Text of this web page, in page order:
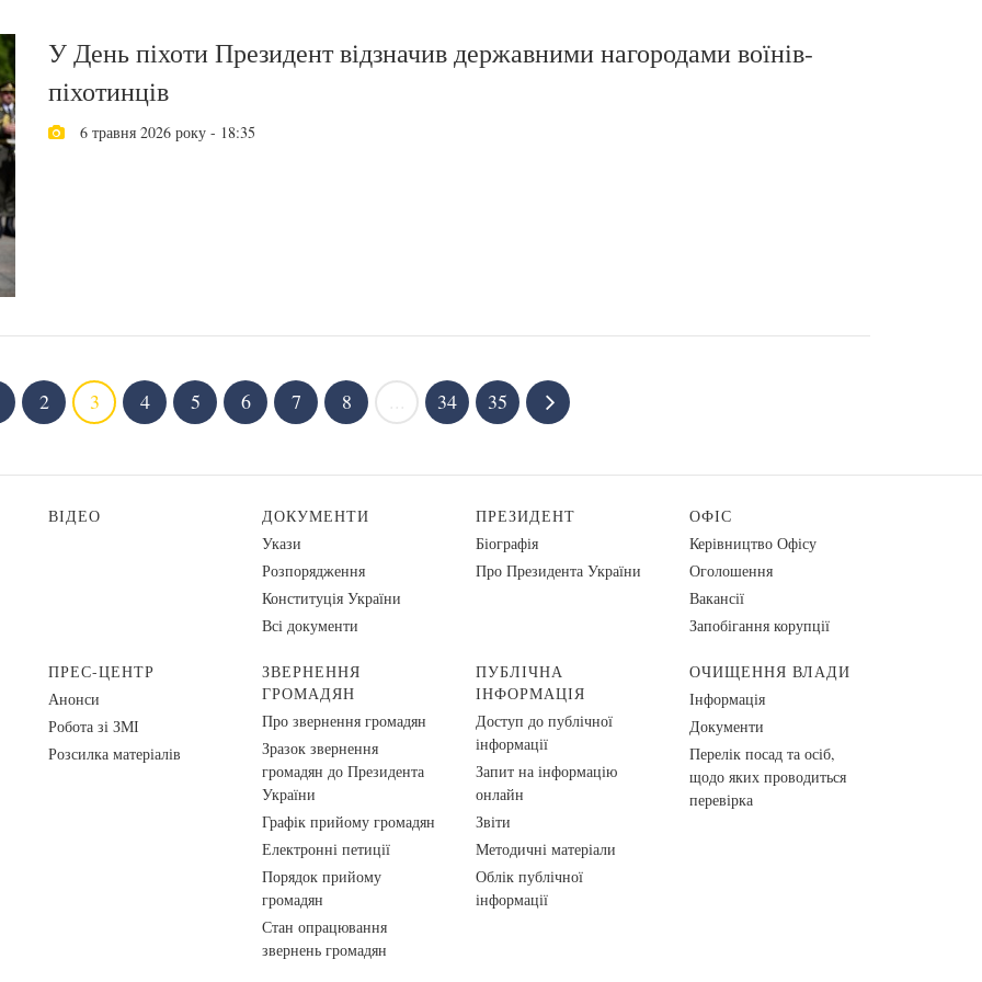
У День піхоти Президент відзначив державними нагородами воїнів-
піхотинців
6 травня 2026 року - 18:35
2 3 4 5 6 7 8 34 35
ВІДЕО
ДОКУМЕНТИ
Укази
Розпорядження
Конституція України
Всі документи
ПРЕЗИДЕНТ
Біографія
Про Президента України
ОФІС
Керівництво Офісу
Оголошення
Вакансії
Запобігання корупції
ПРЕС-ЦЕНТР
Анонси
Робота зі ЗМІ
Розсилка матеріалів
ЗВЕРНЕННЯ
ГРОМАДЯН
Про звернення громадян
Зразок звернення
громадян до Президента
України
Графік прийому громадян
Електронні петиції
Порядок прийому
громадян
Стан опрацювання
звернень громадян
ПУБЛІЧНА
ІНФОРМАЦІЯ
Доступ до публічної
інформації
Запит на інформацію
онлайн
Звіти
Методичні матеріали
Облік публічної
інформації
ОЧИЩЕННЯ ВЛАДИ
Інформація
Документи
Перелік посад та осіб,
щодо яких проводиться
перевірка